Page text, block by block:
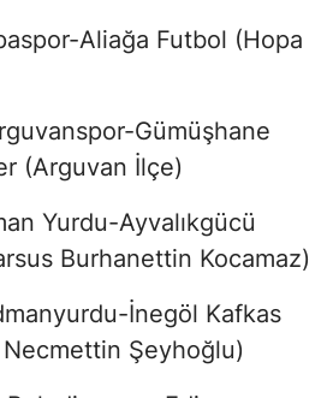
Aliağa Futbol (Hopa
Gümüşhane
(Arguvan İlçe)
Yurdu-Ayvalıkgücü
Burhanettin Kocamaz)
İnegöl Kafkas
Şeyhoğlu)